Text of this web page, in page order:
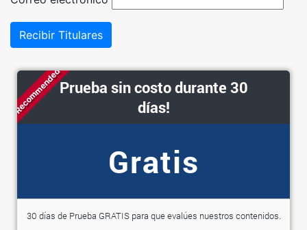
Recibir Titulares
RecommendedPrueba sin costo durante 30
días!
Gratis
30 días de Prueba GRATIS para que evalúes nuestros contenidos.